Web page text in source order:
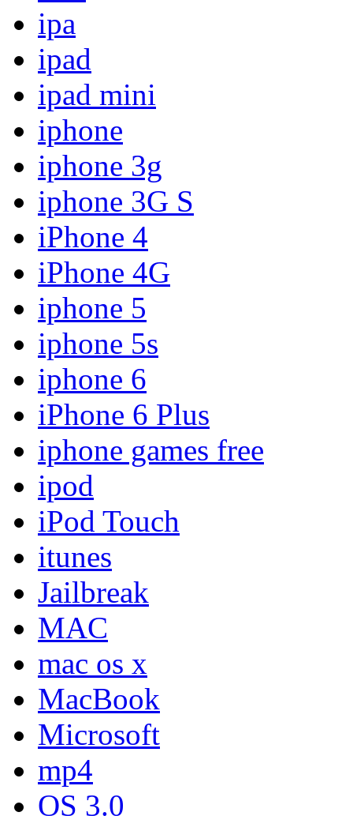
ipa
ipad
ipad mini
iphone
iphone 3g
iphone 3G S
iPhone 4
iPhone 4G
iphone 5
iphone 5s
iphone 6
iPhone 6 Plus
iphone games free
ipod
iPod Touch
itunes
Jailbreak
MAC
mac os x
MacBook
Microsoft
mp4
OS 3.0